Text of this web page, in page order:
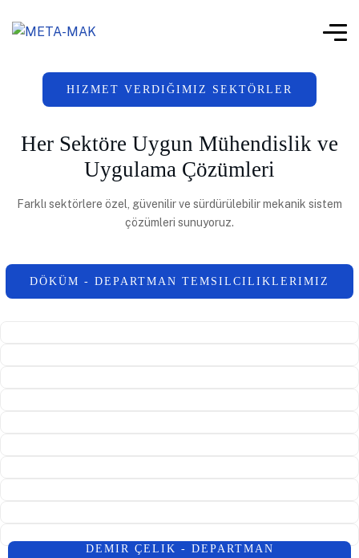
HIZMET VERDIĞIMIZ SEKTÖRLER
Her Sektöre Uygun Mühendislik ve
Uygulama Çözümleri
Farklı sektörlere özel, güvenilir ve sürdürülebilir mekanik sistem
çözümleri sunuyoruz.
DÖKÜM - DEPARTMAN TEMSILCILIKLERIMIZ
DEMIR ÇELIK - DEPARTMAN